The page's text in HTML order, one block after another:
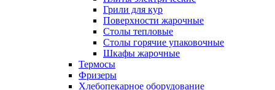
Грили для кур
Поверхности жарочные
Столы тепловые
Столы горячие упаковочные
Шкафы жарочные
Термосы
Фризеры
Хлебопекарное оборудование